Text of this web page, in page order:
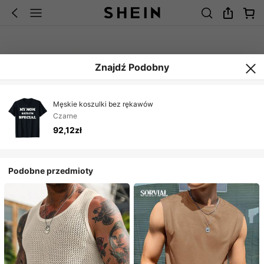
Znajdź Podobny
Męskie koszulki bez rękawów
Czarne
92,12zł
Podobne przedmioty